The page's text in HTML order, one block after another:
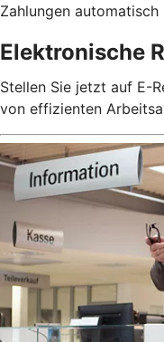
Zahlungen automatisch
Elektronische
Stellen Sie jetzt auf E-
von effizienten